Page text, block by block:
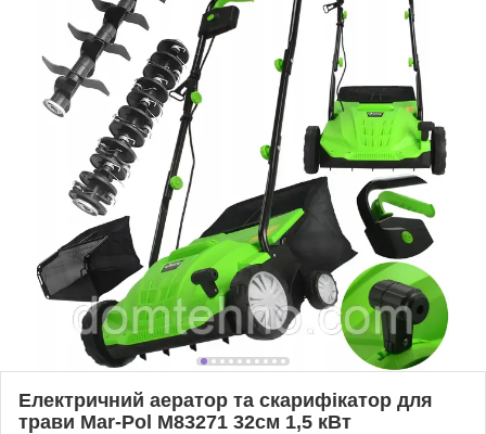
Електричний аератор та скарифікатор для
трави Mar-Pol М83271 32см 1,5 кВт